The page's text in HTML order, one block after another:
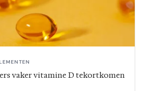
vaker vitamine D tekortkomen